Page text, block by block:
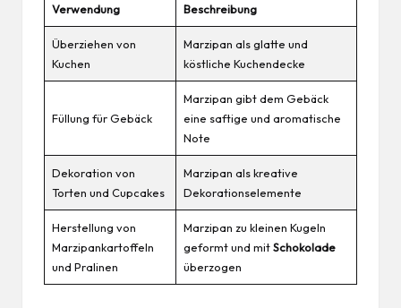
Verwendung Beschreibung
Überziehen von
Kuchen
Marzipan als glatte und
köstliche Kuchendecke
Füllung für Gebäck
Marzipan gibt dem Gebäck
eine saftige und aromatische
Note
Dekoration von
Torten und Cupcakes
Marzipan als kreative
Dekorationselemente
Herstellung von
Marzipankartoffeln
und Pralinen
Marzipan zu kleinen Kugeln
geformt und mitSchokolade
überzogen